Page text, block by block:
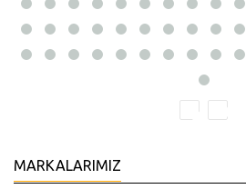
MARKALARIMIZ